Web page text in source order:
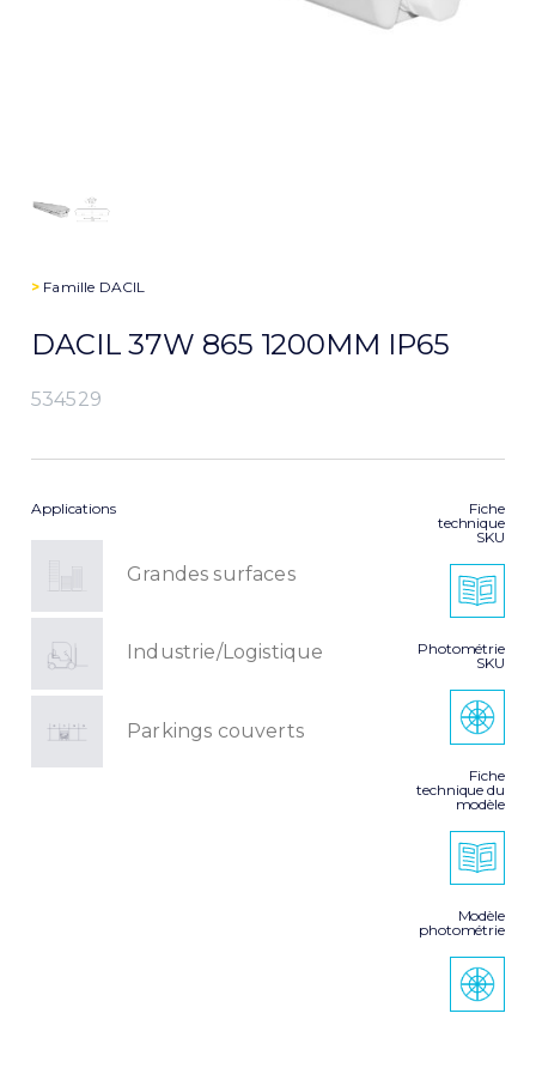
> Famille DACIL
DACIL 37W 865 1200MM IP65
534529
Applications
Grandes surfaces
Industrie/Logistique
Parkings couverts
Fiche
technique
SKU
Photométrie
SKU
Fiche
technique du
modèle
Modèle
photométrie